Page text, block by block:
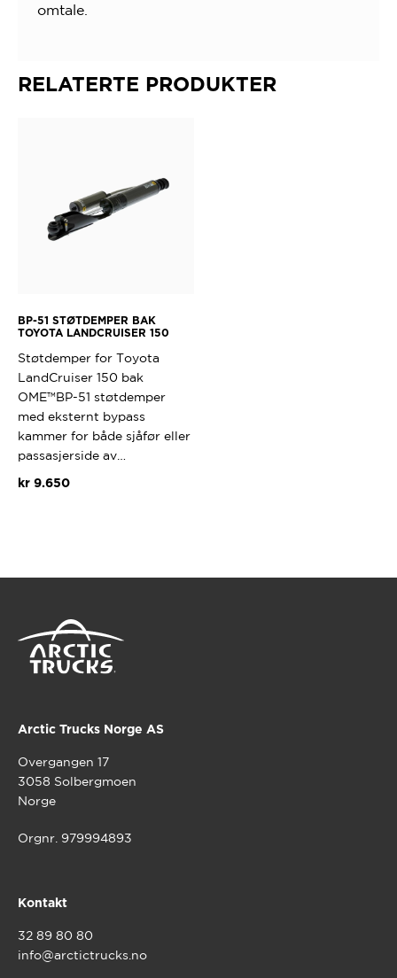
omtale.
RELATERTE PRODUKTER
BP-51 STØTDEMPER BAK
TOYOTA LANDCRUISER 150
Støtdemper for Toyota
LandCruiser 150 bak
OME™BP-51 støtdemper
med eksternt bypass
kammer for både sjåfør eller
passasjerside av…
kr9.650
Arctic Trucks Norge AS
Overgangen 17
3058 Solbergmoen
Norge
Orgnr. 979994893
Kontakt
32 89 80 80
info@arctictrucks.no